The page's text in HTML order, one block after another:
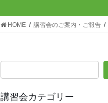
HOME 講習会のご案内・ご報告
講習会カテゴリー